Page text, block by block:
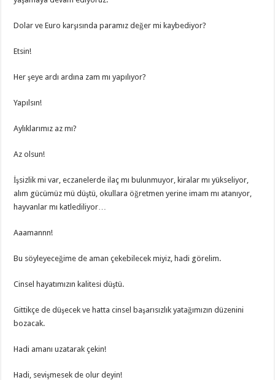
Dolar ve Euro karşısında paramız değer mi kaybediyor?
Etsin!
Her şeye ardı ardına zam mı yapılıyor?
Yapılsın!
Aylıklarımız az mı?
Az olsun!
İşsizlik mi var, eczanelerde ilaç mı bulunmuyor, kiralar mı yükseliyor,
alım gücümüz mü düştü, okullara öğretmen yerine imam mı atanıyor,
hayvanlar mı katlediliyor…
Aaamannn!
Bu söyleyeceğime de aman çekebilecek miyiz, hadi görelim.
Cinsel hayatımızın kalitesi düştü.
Gittikçe de düşecek ve hatta cinsel başarısızlık yatağımızın düzenini
bozacak.
Hadi amanı uzatarak çekin!
Hadi, sevişmesek de olur deyin!